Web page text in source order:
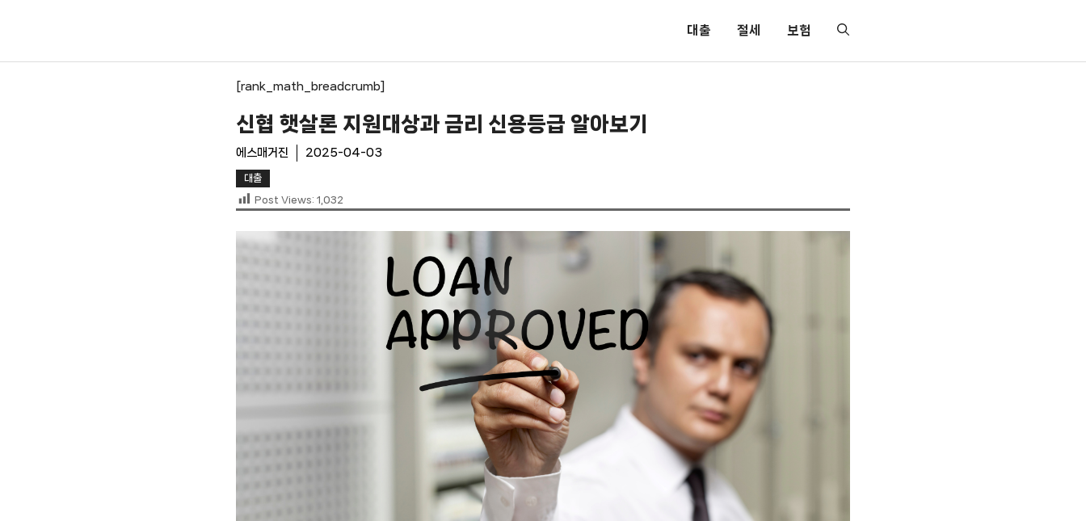
대출 절세 보험
[rank_math_breadcrumb]
신협 햇살론 지원대상과 금리 신용등급 알아보기
에스매거진 2025-04-03
대출
Post Views: 1,032